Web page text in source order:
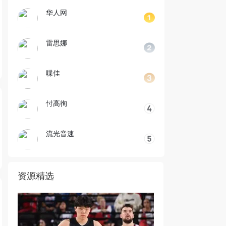
华人网
雷思娜
喋佳
忖高徇
流光音速
资源精选